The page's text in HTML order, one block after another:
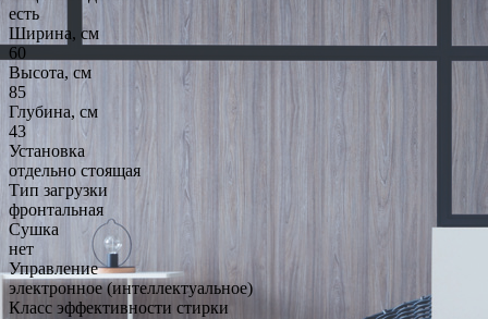
есть
Ширина, см
60
Высота, см
85
Глубина, см
43
Установка
отдельно стоящая
Тип загрузки
фронтальная
Сушка
нет
Управление
электронное (интеллектуальное)
Класс эффективности стирки